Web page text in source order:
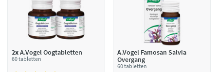
2xA.Vogel Oogtabletten
60 tabletten
A.Vogel Famosan Salvia
Overgang
60 tabletten